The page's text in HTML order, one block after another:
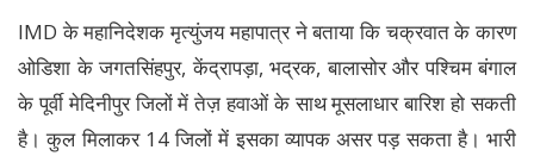
IMD के महानिदेशक मृत्युंजय महापात्र ने बताया कि चक्रवात के कारण
ओडिशा के जगतसिंहपुर, केंद्रापड़ा, भद्रक, बालासोर और पश्चिम बंगाल
के पूर्वी मेदिनीपुर जिलों में तेज़ हवाओं के साथ मूसलाधार बारिश हो सकती
है। कुल मिलाकर 14 जिलों में इसका व्यापक असर पड़ सकता है। भारी